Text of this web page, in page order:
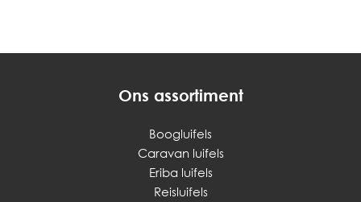
Ons assortiment
Boogluifels
Caravan luifels
Eriba luifels
Reisluifels